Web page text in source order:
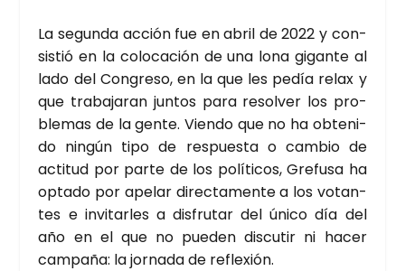
La segun­da acción fue en abril de 2022 y con­
sis­tió en la colo­ca­ción de una lona gigan­te al
lado del Con­gre­so, en la que les pedía relax y
que tra­ba­ja­ran jun­tos para resol­ver los pro­
ble­mas de la gen­te. Vien­do que no ha obte­ni­
do nin­gún tipo de res­pues­ta o cam­bio de
acti­tud por par­te de los polí­ti­cos, Gre­fu­sa ha
opta­do por ape­lar direc­ta­men­te a los votan­
tes e invi­tar­les a dis­fru­tar del úni­co día del
año en el que no pue­den dis­cu­tir ni hacer
cam­pa­ña: la jor­na­da de refle­xión.